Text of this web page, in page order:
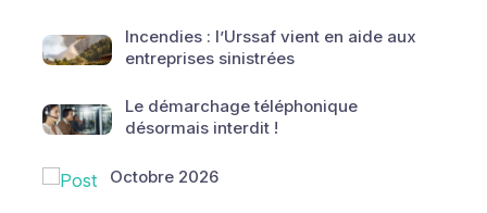
Incendies : l’Urssaf vient en aide aux
entreprises sinistrées
Le démarchage téléphonique
désormais interdit !
Octobre 2026